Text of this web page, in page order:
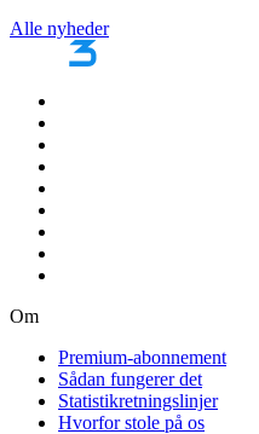
Alle nyheder
Om
Premium-abonnement
Sådan fungerer det
Statistikretningslinjer
Hvorfor stole på os